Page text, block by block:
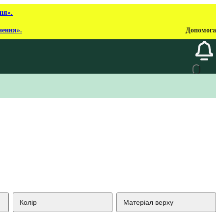
Допомога
Колір Матеріал верху